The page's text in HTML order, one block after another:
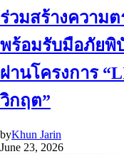
ร่วมสร้างความ
พร้อมรับมือภัยพิ
ผ่านโครงการ
วิกฤต”
byKhun Jarin
June 23, 2026